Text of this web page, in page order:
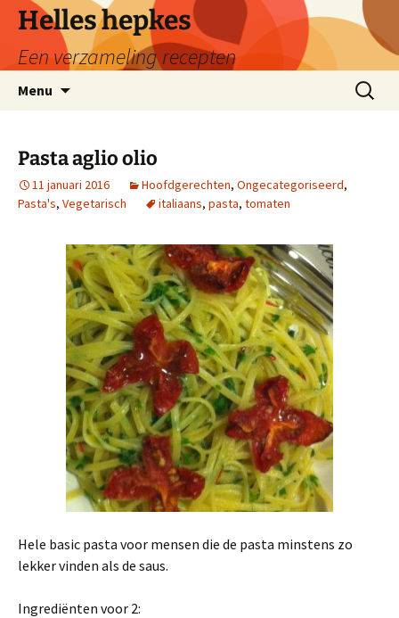
naar
inhoud
Helles hepkes
Een verzameling recepten
Menu
Zoeken
naar:
Pasta aglio olio
11 januari 2016 Hoofdgerechten, Ongecategoriseerd,
Pasta's, Vegetarisch italiaans, pasta, tomaten
Hele basic pasta voor mensen die de pasta minstens zo
lekker vinden als de saus.
Ingrediënten voor 2: